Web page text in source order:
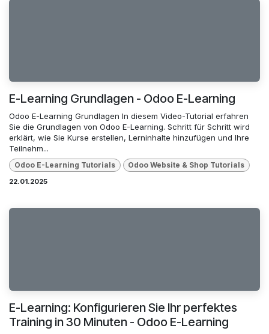
E-Learning Grundlagen - Odoo E-Learning
Odoo E-Learning Grundlagen In diesem Video-Tutorial erfahren
Sie die Grundlagen von Odoo E-Learning. Schritt für Schritt wird
erklärt, wie Sie Kurse erstellen, Lerninhalte hinzufügen und Ihre
Teilnehm...
Odoo E-Learning Tutorials Odoo Website & Shop Tutorials
22.01.2025
E-Learning: Konfigurieren Sie Ihr perfektes
Training in 30 Minuten - Odoo E-Learning